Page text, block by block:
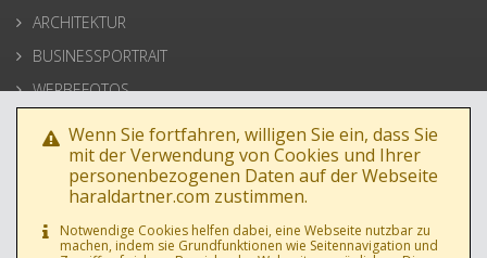
ARCHITEKTUR
BUSINESSPORTRAIT
WERBEFOTOS
HOCHZEIT
PRESSE
Wenn Sie fortfahren, willigen Sie ein, dass Sie
mit der Verwendung von Cookies und Ihrer
personenbezogenen Daten auf der Webseite
haraldartner.com zustimmen.
Notwendige Cookies helfen dabei, eine Webseite nutzbar zu
machen, indem sie Grundfunktionen wie Seitennavigation und